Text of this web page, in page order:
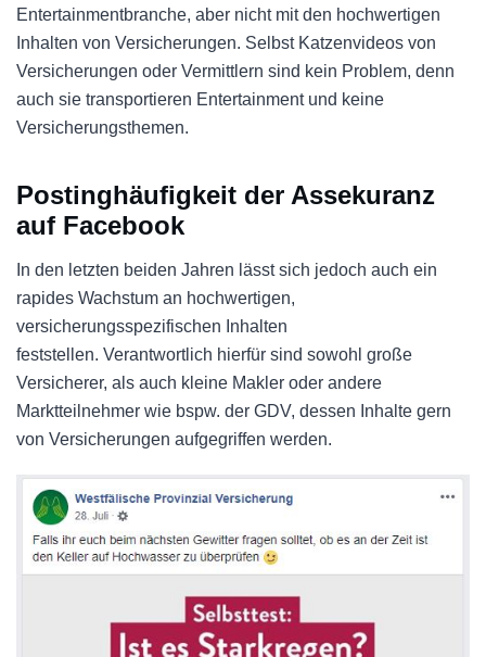
Entertainmentbranche, aber nicht mit den hochwertigen
Inhalten von Versicherungen. Selbst Katzenvideos von
Versicherungen oder Vermittlern sind kein Problem, denn
auch sie transportieren Entertainment und keine
Versicherungsthemen.
Postinghäufigkeit der Assekuranz
auf Facebook
In den letzten beiden Jahren lässt sich jedoch auch ein
rapides Wachstum an hochwertigen,
versicherungsspezifischen Inhalten
feststellen. Verantwortlich hierfür sind sowohl große
Versicherer, als auch kleine Makler oder andere
Marktteilnehmer wie bspw. der GDV, dessen Inhalte gern
von Versicherungen aufgegriffen werden.